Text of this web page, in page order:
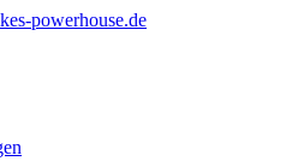
powerhouse.de